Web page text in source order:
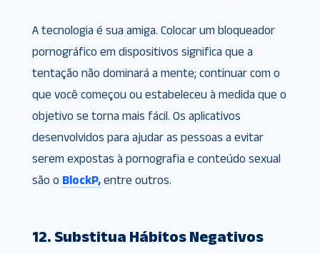
A tecnologia é sua amiga. Colocar um bloqueador
pornográfico em dispositivos significa que a
tentação não dominará a mente; continuar com o
que você começou ou estabeleceu à medida que o
objetivo se torna mais fácil. Os aplicativos
desenvolvidos para ajudar as pessoas a evitar
serem expostas à pornografia e conteúdo sexual
são o BlockP,entre outros.
12. Substitua Hábitos Negativos